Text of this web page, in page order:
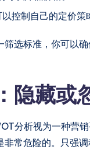
以控制自己的定价策
筛选标准，你可以
隐藏或
分析视为一种营
非常危险的。只强